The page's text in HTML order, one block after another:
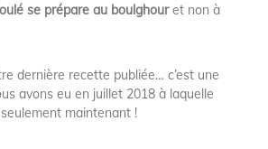
se prépare au boulghouret non à
dernière recette publiée… c’est une
avons eu en juillet 2018 à laquelle
maintenant !